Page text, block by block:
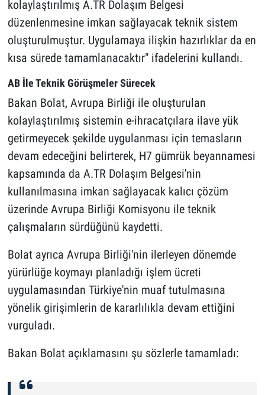
kolaylaştırılmış A.TR Dolaşım Belgesi
düzenlenmesine imkan sağlayacak teknik sistem
oluşturulmuştur. Uygulamaya ilişkin hazırlıklar da en
kısa sürede tamamlanacaktır" ifadelerini kullandı.
AB İle Teknik Görüşmeler Sürecek
Bakan Bolat, Avrupa Birliği ile oluşturulan
kolaylaştırılmış sistemin e-ihracatçılara ilave yük
getirmeyecek şekilde uygulanması için temasların
devam edeceğini belirterek, H7 gümrük beyannamesi
kapsamında da A.TR Dolaşım Belgesi'nin
kullanılmasına imkan sağlayacak kalıcı çözüm
üzerinde Avrupa Birliği Komisyonu ile teknik
çalışmaların sürdüğünü kaydetti.
Bolat ayrıca Avrupa Birliği'nin ilerleyen dönemde
yürürlüğe koymayı planladığı işlem ücreti
uygulamasından Türkiye'nin muaf tutulmasına
yönelik girişimlerin de kararlılıkla devam ettiğini
vurguladı.
Bakan Bolat açıklamasını şu sözlerle tamamladı: